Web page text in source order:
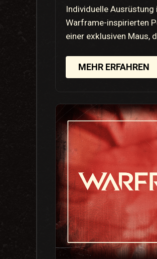
Individuelle Ausrüstung
Warframe-inspirierten
einer exklusiven Maus,
MEHR ERFAHREN